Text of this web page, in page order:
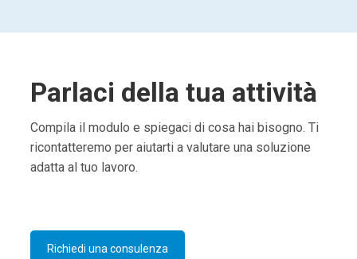
Parlaci della tua attività
Compila il modulo e spiegaci di cosa hai bisogno. Ti
ricontatteremo per aiutarti a valutare una soluzione
adatta al tuo lavoro.
Richiedi una consulenza